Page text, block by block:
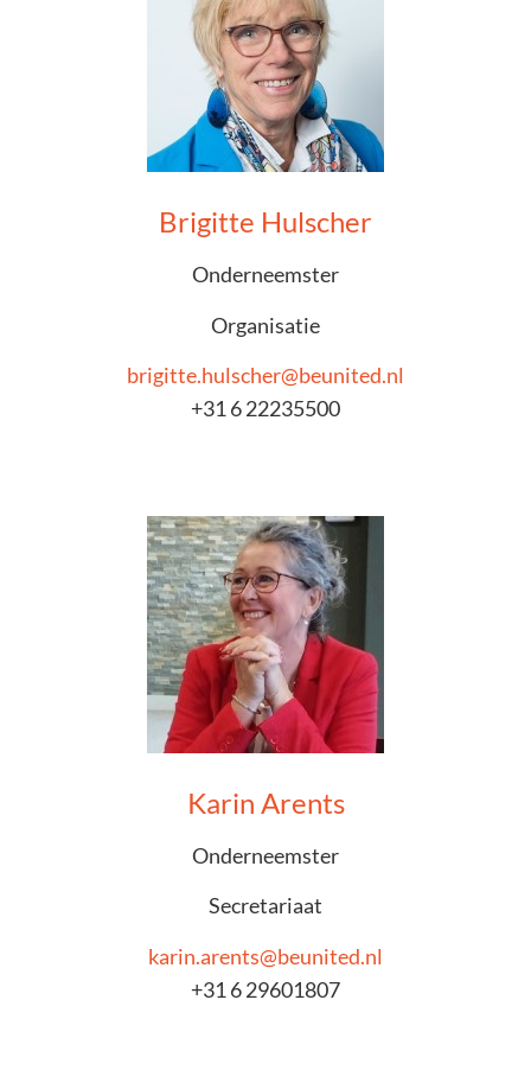
Brigitte Hulscher
Onderneemster
Organisatie
brigitte.hulscher@beunited.nl
+31 6 22235500
Karin Arents
Onderneemster
Secretariaat
karin.arents@beunited.nl
+31 6 29601807